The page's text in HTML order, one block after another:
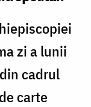
zi a lunii
cadrul
carte